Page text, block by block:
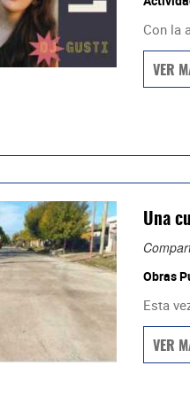
Con la
VER
Una
Obras
Esta
VER